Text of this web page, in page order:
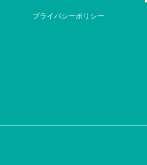
プライバシーポリシー